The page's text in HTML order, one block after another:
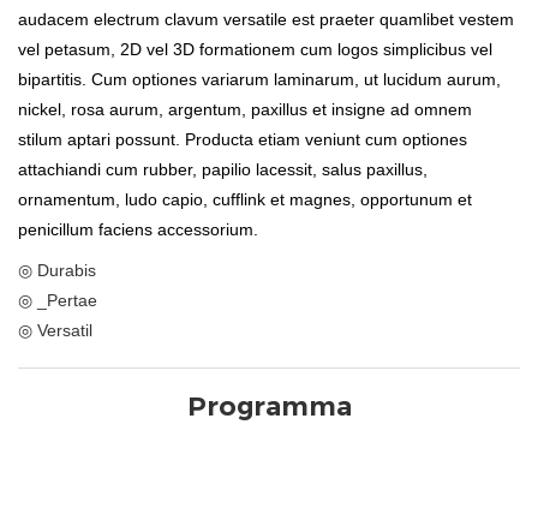
audacem electrum clavum versatile est praeter quamlibet vestem
vel petasum, 2D vel 3D formationem cum logos simplicibus vel
bipartitis. Cum optiones variarum laminarum, ut lucidum aurum,
nickel, rosa aurum, argentum, paxillus et insigne ad omnem
stilum aptari possunt. Producta etiam veniunt cum optiones
attachiandi cum rubber, papilio lacessit, salus paxillus,
ornamentum, ludo capio, cufflink et magnes, opportunum et
penicillum faciens accessorium.
◎ Durabis
◎ _Pertae
◎ Versatil
Programma